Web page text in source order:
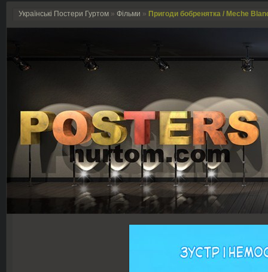
Українські Постери Гуртом » Фільми » Пригоди бобренятка / Meche